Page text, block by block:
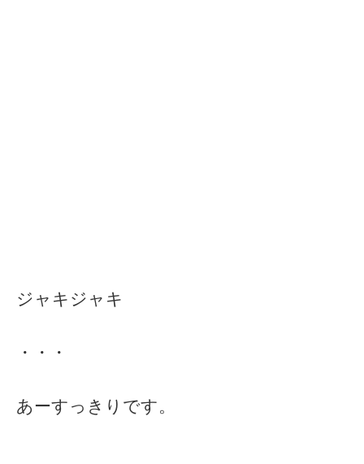
ジャキジャキ
・・・
あーすっきりです。